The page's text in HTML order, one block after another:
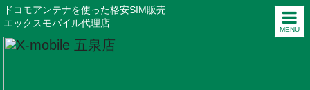
MENU
ドコモアンテナを使った格安SIM販売
エックスモバイル代理店